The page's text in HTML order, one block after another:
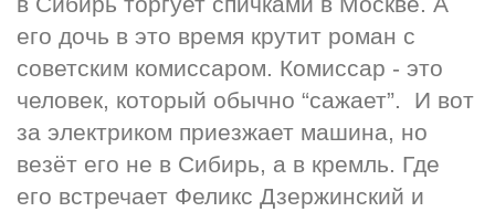
его дочь в это время крутит роман с
советским комиссаром. Комиссар - это
человек, который обычно “сажает”.  И вот
за электриком приезжает машина, но
везёт его не в Сибирь, а в кремль. Где
его встречает Феликс Дзержинский и